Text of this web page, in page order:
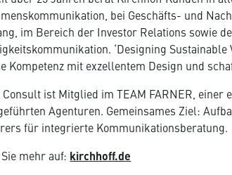
bei Geschäfts- und
im Bereich der Investor Relations sowie
‘Designing Sustainable
Kompetenz mit exzellentem Design und
ist Mitglied im TEAM FARNER, einer
Agenturen. Gemeinsames Ziel:
für integrierte Kommunikationsberatung.
mehr auf: kirchhoff.de